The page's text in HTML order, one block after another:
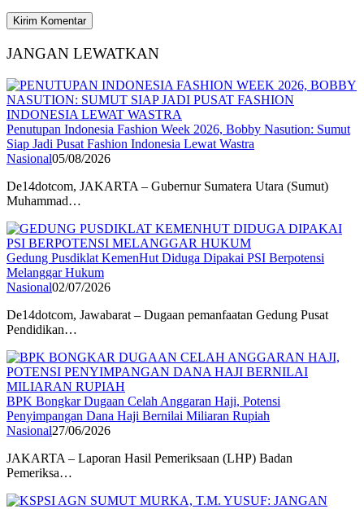
JANGAN LEWATKAN
Penutupan Indonesia Fashion Week 2026, Bobby Nasution: Sumut
Siap Jadi Pusat Fashion Indonesia Lewat Wastra
Nasional05/08/2026
De14dotcom, JAKARTA – Gubernur Sumatera Utara (Sumut)
Muhammad…
Gedung Pusdiklat KemenHut Diduga Dipakai PSI Berpotensi
Melanggar Hukum
Nasional02/07/2026
De14dotcom, Jawabarat – Dugaan pemanfaatan Gedung Pusat
Pendidikan…
BPK Bongkar Dugaan Celah Anggaran Haji, Potensi
Penyimpangan Dana Haji Bernilai Miliaran Rupiah
Nasional27/06/2026
JAKARTA – Laporan Hasil Pemeriksaan (LHP) Badan
Pemeriksa…